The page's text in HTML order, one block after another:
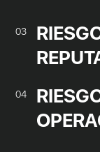
03
04